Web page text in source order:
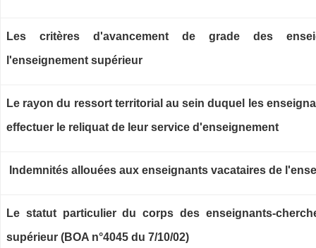
Les critères d'avancement de grade des
l'enseignement supérieur
Le rayon du ressort territorial au sein duquel les
effectuer le reliquat de leur service d'enseignement
Indemnités allouées aux enseignants vacataires de
Le statut particulier du corps des enseignants-
supérieur (BOA n°4045 du 7/10/02)